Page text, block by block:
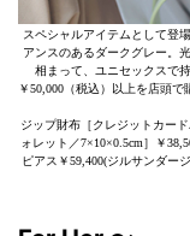
スペシャルアイテムとして登
アンスのあるダークグレー。
相まって、ユニセックスで
￥50,000（税込）以上を店頭
ジップ財布［クレジットカー
ォレット／7×10×0.5cm］￥
ピアス￥59,400(ジルサンダー